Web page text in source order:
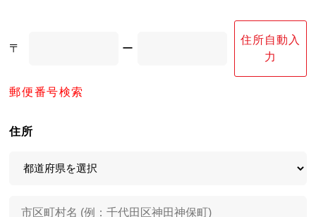
〒 ー
住所自動入
力
郵便番号検索
住所